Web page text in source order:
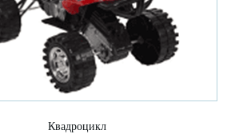
Квадроцикл